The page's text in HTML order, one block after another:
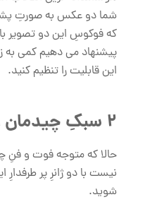
شما دو عکس به صورتِ
که فوکوسِ این دو تصویر
پیشنهاد می دهیم کمی
این قابلیت را تنظیم کنید.
2 سبکِ چیدمان عکاسی تبلیغاتی
حالا که متوجه فوت و فنِ
نیست با دو ژانرِ پر
شوید.